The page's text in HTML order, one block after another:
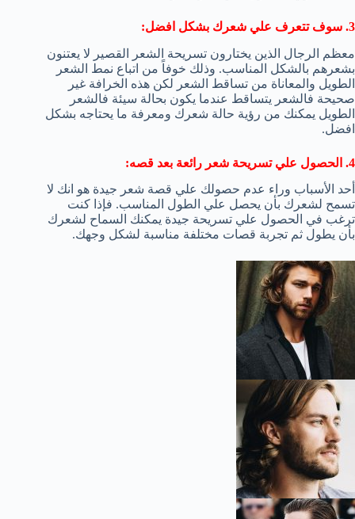
3. سوف تتعرف علي شعرك بشكل افضل:
معظم الرجال الذين يختارون تسريحة الشعر القصير لا يعتنون
بشعرهم بالشكل المناسب. وذلك خوفاً من اتباع نمط الشعر
الطويل والمعاناة من تساقط الشعر لكن هذه الخرافة غير
صحيحة فالشعر يتساقط عندما يكون بحالة سيئة فالشعر
الطويل يمكنك من رؤية حالة شعرك ومعرفة ما يحتاجه بشكل
افضل.
4. الحصول علي تسريحة شعر رائعة بعد قصه:
أحد الأسباب وراء عدم حصولك علي قصة شعر جيدة هو انك لا
تسمح لشعرك بأن يحصل علي الطول المناسب. فإذا كنت
ترغب في الحصول علي تسريحة جيدة يمكنك السماح لشعرك
بأن يطول ثم تجربة قصات مختلفة مناسبة لشكل وجهك.